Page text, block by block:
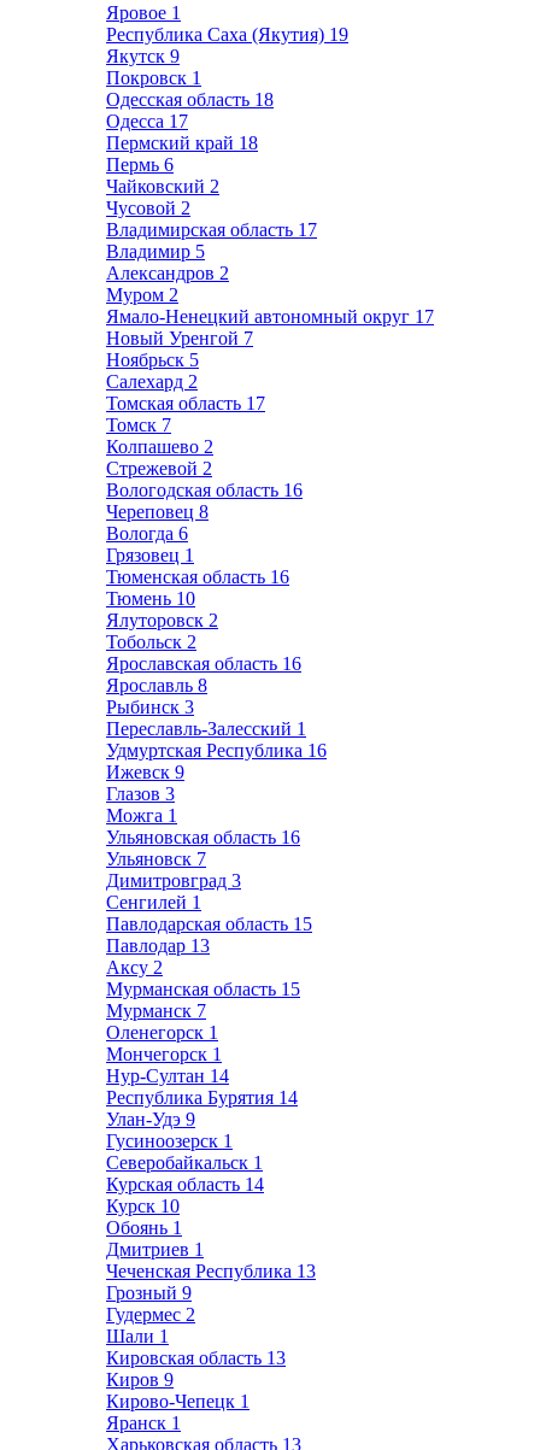
Яровое 1
Республика Саха (Якутия) 19
Якутск 9
Покровск 1
Одесская область 18
Одесса 17
Пермский край 18
Пермь 6
Чайковский 2
Чусовой 2
Владимирская область 17
Владимир 5
Александров 2
Муром 2
Ямало-Ненецкий автономный округ 17
Новый Уренгой 7
Ноябрьск 5
Салехард 2
Томская область 17
Томск 7
Колпашево 2
Стрежевой 2
Вологодская область 16
Череповец 8
Вологда 6
Грязовец 1
Тюменская область 16
Тюмень 10
Ялуторовск 2
Тобольск 2
Ярославская область 16
Ярославль 8
Рыбинск 3
Переславль-Залесский 1
Удмуртская Республика 16
Ижевск 9
Глазов 3
Можга 1
Ульяновская область 16
Ульяновск 7
Димитровград 3
Сенгилей 1
Павлодарская область 15
Павлодар 13
Аксу 2
Мурманская область 15
Мурманск 7
Оленегорск 1
Мончегорск 1
Нур-Султан 14
Республика Бурятия 14
Улан-Удэ 9
Гусиноозерск 1
Северобайкальск 1
Курская область 14
Курск 10
Обоянь 1
Дмитриев 1
Чеченская Республика 13
Грозный 9
Гудермес 2
Шали 1
Кировская область 13
Киров 9
Кирово-Чепецк 1
Яранск 1
Харьковская область 13